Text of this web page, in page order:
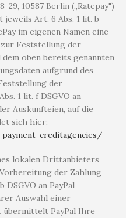
29, 10587 Berlin („Ratepay")
Art. 6 Abs. 1 lit. b
im eigenen Namen eine
Feststellung der
oben bereits genannten
aufgrund des
der
1 lit. f DSGVO an
Auskunfteien, auf die
sich hier:
creditagencies/
lokalen Drittanbieters
der Zahlung
DSGVO an PayPal
Auswahl einer
übermittelt PayPal Ihre